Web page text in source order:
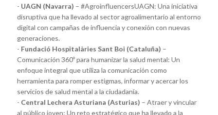
- UAGN (Navarra) – #AgroinfluencersUAGN: Una iniciativa
disruptiva que ha llevado al sector agroalimentario al entorno
digital con campañas de influencia y conexión con nuevas
generaciones.
- Fundació Hospitalàries Sant Boi (Cataluña) –
Comunicación 360º para humanizar la salud mental: Un
enfoque integral que utiliza la comunicación como
herramienta para romper estigmas, informar y acercar los
servicios de salud mental a la ciudadanía.
- Central Lechera Asturiana (Asturias) – Atraer y vincular
al público joven: Un reto estratégico que ha llevado a la